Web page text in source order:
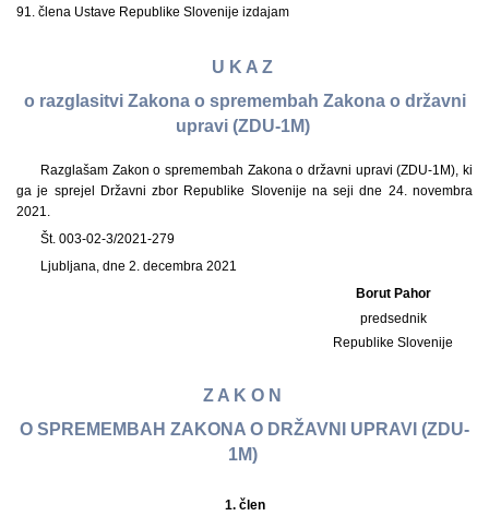
91. člena Ustave Republike Slovenije izdajam
U K A Z
o razglasitvi Zakona o spremembah Zakona o državni
upravi (ZDU-1M)
Razglašam Zakon o spremembah Zakona o državni upravi (ZDU-1M), ki
ga je sprejel Državni zbor Republike Slovenije na seji dne 24. novembra
2021.
Št. 003-02-3/2021-279
Ljubljana, dne 2. decembra 2021
Borut Pahor
predsednik
Republike Slovenije
Z A K O N
O SPREMEMBAH ZAKONA O DRŽAVNI UPRAVI (ZDU-
1M)
1. člen